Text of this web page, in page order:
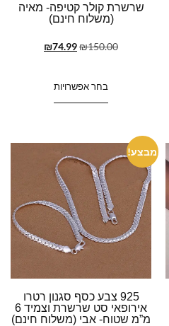
שרשרת קולר קטיפה- מאיה
(משלוח חינם)
₪150.00
₪74.99
בחר אפשרויות
מבצע!
925 צבע כסף סגנון רטרו
אירופאי סט שרשרת וצמיד 6
מ”מ שטוח- אבי (משלוח חינם)